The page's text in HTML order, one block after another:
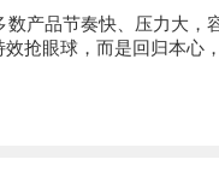
产品节奏快、压力大
抢眼球，而是回归本